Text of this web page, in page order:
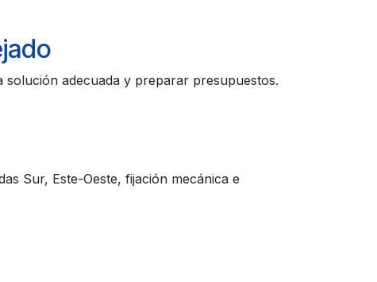
adecuada y preparar presupuestos.
Sur, Este-Oeste, fijación mecánica e